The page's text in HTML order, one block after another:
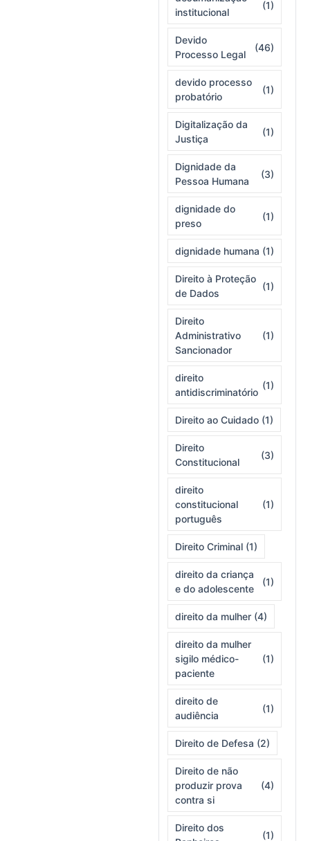
institucional
(1)
Devido
Processo Legal
(46)
devido processo
probatório
(1)
Digitalização da
Justiça
(1)
Dignidade da
Pessoa Humana
(3)
dignidade do
preso
(1)
dignidade humana (1)
Direito à Proteção
de Dados
(1)
Direito
Administrativo
Sancionador
(1)
direito
antidiscriminatório
(1)
Direito ao Cuidado (1)
Direito
Constitucional
(3)
direito
constitucional
português
(1)
Direito Criminal (1)
direito da criança
e do adolescente
(1)
direito da mulher (4)
direito da mulher
sigilo médico-
paciente
(1)
direito de
audiência
(1)
Direito de Defesa (2)
Direito de não
produzir prova
contra si
(4)
Direito dos
(1)